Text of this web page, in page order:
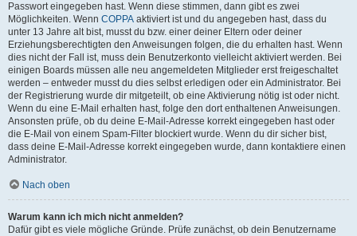
Passwort eingegeben hast. Wenn diese stimmen, dann gibt es zwei
Möglichkeiten. Wenn COPPA aktiviert ist und du angegeben hast, dass du
unter 13 Jahre alt bist, musst du bzw. einer deiner Eltern oder deiner
Erziehungsberechtigten den Anweisungen folgen, die du erhalten hast. Wenn
dies nicht der Fall ist, muss dein Benutzerkonto vielleicht aktiviert werden. Bei
einigen Boards müssen alle neu angemeldeten Mitglieder erst freigeschaltet
werden – entweder musst du dies selbst erledigen oder ein Administrator. Bei
der Registrierung wurde dir mitgeteilt, ob eine Aktivierung nötig ist oder nicht.
Wenn du eine E-Mail erhalten hast, folge den dort enthaltenen Anweisungen.
Ansonsten prüfe, ob du deine E-Mail-Adresse korrekt eingegeben hast oder
die E-Mail von einem Spam-Filter blockiert wurde. Wenn du dir sicher bist,
dass deine E-Mail-Adresse korrekt eingegeben wurde, dann kontaktiere einen
Administrator.
Nach oben
Warum kann ich mich nicht anmelden?
Dafür gibt es viele mögliche Gründe. Prüfe zunächst, ob dein Benutzername